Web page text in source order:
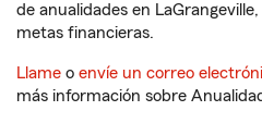
de anualidades en
metas financieras.
Llame o envíe un correo
más información sobre